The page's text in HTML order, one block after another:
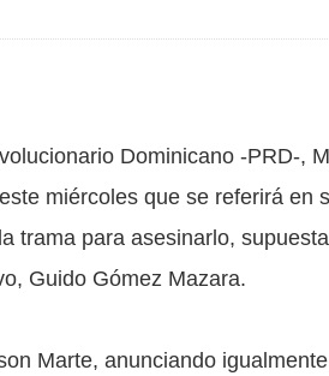
Dominicano -PRD-,
miércoles que se referirá en
trama para asesinarlo,
Guido Gómez Mazara.
Marte, anunciando